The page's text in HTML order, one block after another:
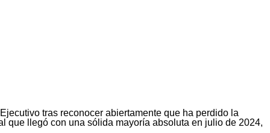
tras reconocer abiertamente que ha perdido la
que llegó con una sólida mayoría absoluta en julio de 2024,